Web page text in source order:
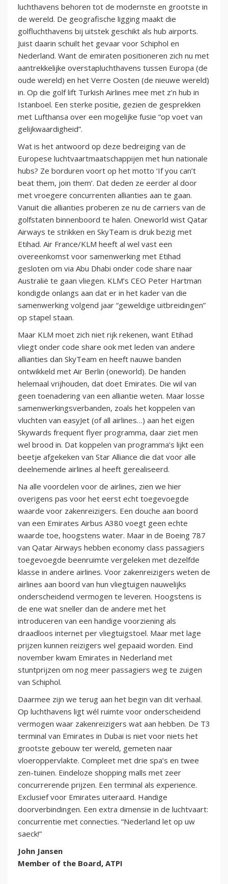
luchthavens behoren tot de modernste en grootste in
de wereld. De geografische ligging maakt die
golfluchthavens bij uitstek geschikt als hub airports.
Juist daarin schuilt het gevaar voor Schiphol en
Nederland. Want de emiraten positioneren zich nu met
aantrekkelijke overstapluchthavens tussen Europa (de
oude wereld) en het Verre Oosten (de nieuwe wereld)
in. Op die golf lift Turkish Airlines mee met z’n hub in
Istanboel. Een sterke positie, gezien de gesprekken
met Lufthansa over een mogelijke fusie “op voet van
gelijkwaardigheid”.
Wat is het antwoord op deze bedreiging van de
Europese luchtvaartmaatschappijen met hun nationale
hubs? Ze borduren voort op het motto ‘If you can’t
beat them, join them’. Dat deden ze eerder al door
met vroegere concurrenten allianties aan te gaan.
Vanuit die allianties proberen ze nu de carriers van de
golfstaten binnenboord te halen. Oneworld wist Qatar
Airways te strikken en SkyTeam is druk bezig met
Etihad. Air France/KLM heeft al wel vast een
overeenkomst voor samenwerking met Etihad
gesloten om via Abu Dhabi onder code share naar
Australië te gaan vliegen. KLM’s CEO Peter Hartman
kondigde onlangs aan dat er in het kader van die
samenwerking volgend jaar “geweldige uitbreidingen”
op stapel staan.
Maar KLM moet zich niet rijk rekenen, want Etihad
vliegt onder code share ook met leden van andere
allianties dan SkyTeam en heeft nauwe banden
ontwikkeld met Air Berlin (oneworld). De handen
helemaal vrijhouden, dat doet Emirates. Die wil van
geen toenadering van een alliantie weten. Maar losse
samenwerkingsverbanden, zoals het koppelen van
vluchten van easyJet (of all airlines…) aan het eigen
Skywards frequent flyer programma, daar ziet men
wel brood in. Dat koppelen van programma’s lijkt een
beetje afgekeken van Star Alliance die dat voor alle
deelnemende airlines al heeft gerealiseerd.
Na alle voordelen voor de airlines, zien we hier
overigens pas voor het eerst echt toegevoegde
waarde voor zakenreizigers. Een douche aan boord
van een Emirates Airbus A380 voegt geen echte
waarde toe, hoogstens water. Maar in de Boeing 787
van Qatar Airways hebben economy class passagiers
toegevoegde beenruimte vergeleken met dezelfde
klasse in andere airlines. Voor zakenreizigers weten de
airlines aan boord van hun vliegtuigen nauwelijks
onderscheidend vermogen te leveren. Hoogstens is
de ene wat sneller dan de andere met het
introduceren van een handige voorziening als
draadloos internet per vliegtuigstoel. Maar met lage
prijzen kunnen reizigers wel gepaaid worden. Eind
november kwam Emirates in Nederland met
stuntprijzen om nog meer passagiers weg te zuigen
van Schiphol.
Daarmee zijn we terug aan het begin van dit verhaal.
Op luchthavens ligt wél ruimte voor onderscheidend
vermogen waar zakenreizigers wat aan hebben. De T3
terminal van Emirates in Dubai is niet voor niets het
grootste gebouw ter wereld, gemeten naar
vloeroppervlakte. Compleet met drie spa’s en twee
zen-tuinen. Eindeloze shopping malls met zeer
concurrerende prijzen. Een terminal als experience.
Exclusief voor Emirates uiteraard. Handige
doorverbindingen. Een extra dimensie in de luchtvaart:
concurrentie met connecties. “Nederland let op uw
saeck!”
John Jansen
Member of the Board, ATPI